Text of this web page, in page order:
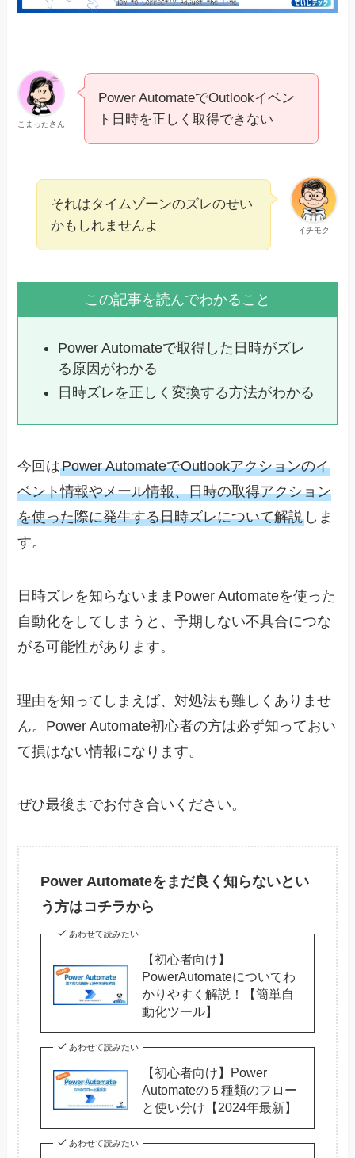
こまったさん
Power AutomateでOutlookイベン
ト日時を正しく取得できない
イチモク
それはタイムゾーンのズレのせい
かもしれませんよ
この記事を読んでわかること
Power Automateで取得した日時がズレ
る原因がわかる
日時ズレを正しく変換する方法がわかる
今回はPower AutomateでOutlookアクションのイ
ベント情報やメール情報、日時の取得アクション
を使った際に発生する日時ズレについて解説 しま
す。
日時ズレを知らないままPower Automateを使った
自動化をしてしまうと、予期しない不具合につな
がる可能性があります。
理由を知ってしまえば、対処法も難しくありませ
ん。Power Automate初心者の方は必ず知っておい
て損はない情報になります。
ぜひ最後までお付き合いください。
Power Automateをまだ良く知らないとい
う方はコチラから
あわせて読みたい
【初心者向け】
PowerAutomateについてわ
かりやすく解説！【簡単自
動化ツール】
あわせて読みたい
【初心者向け】Power
Automateの５種類のフロー
と使い分け【2024年最新】
あわせて読みたい